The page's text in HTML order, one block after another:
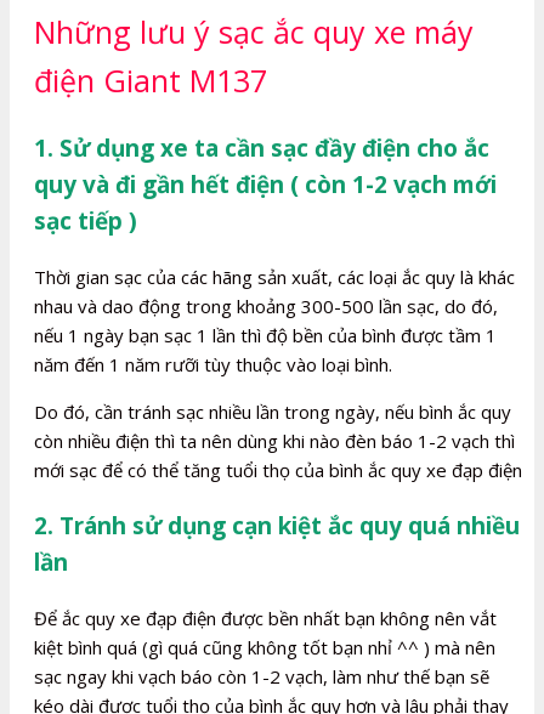
Những lưu ý sạc ắc quy xe máy
điện Giant M137
1. Sử dụng xe ta cần sạc đầy điện cho ắc
quy và đi gần hết điện ( còn 1-2 vạch mới
sạc tiếp )
Thời gian sạc của các hãng sản xuất, các loại ắc quy là khác
nhau và dao động trong khoảng 300-500 lần sạc, do đó,
nếu 1 ngày bạn sạc 1 lần thì độ bền của bình được tầm 1
năm đến 1 năm rưỡi tùy thuộc vào loại bình.
Do đó, cần tránh sạc nhiều lần trong ngày, nếu bình ắc quy
còn nhiều điện thì ta nên dùng khi nào đèn báo 1-2 vạch thì
mới sạc để có thể tăng tuổi thọ của bình ắc quy xe đạp điện
2. Tránh sử dụng cạn kiệt ắc quy quá nhiều
lần
Để ắc quy xe đạp điện được bền nhất bạn không nên vắt
kiệt bình quá (gì quá cũng không tốt bạn nhỉ ^^ ) mà nên
sạc ngay khi vạch báo còn 1-2 vạch, làm như thế bạn sẽ
kéo dài được tuổi thọ của bình ắc quy hơn và lâu phải thay